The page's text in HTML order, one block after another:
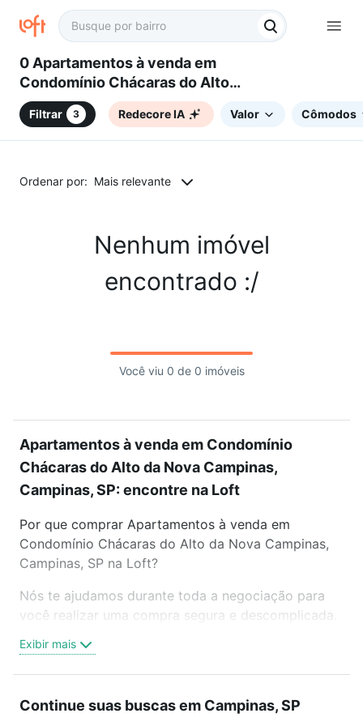
0 Apartamentos à venda em
Condomínio Chácaras do Alto
da Nova Campinas, Campinas,
SPFiltrar 3 Redecore IA Valor Cômodos
Ordenar por: Mais relevante
Nenhum imóvel
encontrado :/
Você viu 0 de 0 imóveis
Apartamentos à venda em Condomínio
Chácaras do Alto da Nova Campinas,
Campinas, SP: encontre na Loft
Por que comprar Apartamentos à venda em
Condomínio Chácaras do Alto da Nova Campinas,
Campinas, SP na Loft?
Nós te ajudamos durante toda a negociação para
você realizar uma compra segura e descomplicada.
trabalho e do metrô, aqui você vai encontrar a
oferta ideal de Apartamentos à venda em
Campinas, SP para conquistar seu sonho. Agende
Exibir mais
Continue suas buscas em Campinas, SP